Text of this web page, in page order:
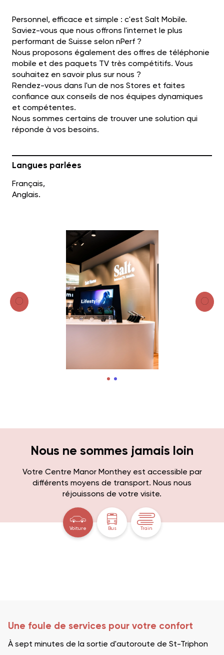
Langues parlées
Français,
Anglais.
Personnel, efficace et simple : c'est Salt Mobile.
Saviez-vous que nous offrons l'internet le plus
performant de Suisse selon nPerf ?
Nous proposons également des offres de téléphonie
mobile et des paquets TV très compétitifs. Vous
souhaitez en savoir plus sur nous ?
Rendez-vous dans l'un de nos Stores et faites
confiance aux conseils de nos équipes dynamiques
et compétentes.
Nous sommes certains de trouver une solution qui
réponde à vos besoins.
Nous ne sommes jamais loin
Votre Centre Manor Monthey est accessible par
différents moyens de transport. Nous nous
réjouissons de votre visite.
Voiture Bus Train
Une foule de services pour votre confort
À sept minutes de la sortie d'autoroute de St-Triphon